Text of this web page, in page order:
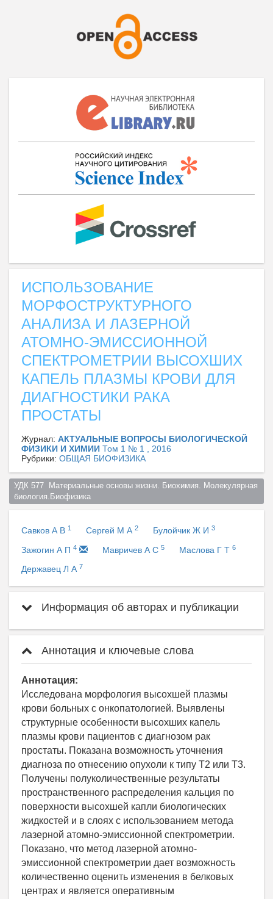
ИСПОЛЬЗОВАНИЕ
МОРФОСТРУКТУРНОГО
АНАЛИЗА И ЛАЗЕРНОЙ
АТОМНО-ЭМИССИОННОЙ
СПЕКТРОМЕТРИИ ВЫСОХШИХ
КАПЕЛЬ ПЛАЗМЫ КРОВИ ДЛЯ
ДИАГНОСТИКИ РАКА
ПРОСТАТЫ
Журнал: АКТУАЛЬНЫЕ ВОПРОСЫ БИОЛОГИЧЕСКОЙ
ФИЗИКИ И ХИМИИ Том 1 № 1 , 2016
Рубрики: ОБЩАЯ БИОФИЗИКА
УДК 577  Материальные основы жизни. Биохимия. Молекулярная
биология.Биофизика
Савков А В 1 Сергей М А 2 Булойчик Ж И 3
Зажогин А П 4 Мавричев А С 5 Маслова Г Т 6
Державец Л А 7
Информация об авторах и публикации
Аннотация и ключевые слова
Аннотация:
Исследована морфология высохшей плазмы
крови больных с онкопатологией. Выявлены
структурные особенности высохших капель
плазмы крови пациентов с диагнозом рак
простаты. Показана возможность уточнения
диагноза по отнесению опухоли к типу Т2 или Т3.
Получены полуколичественные результаты
пространственного распределения кальция по
поверхности высохшей капли биологических
жидкостей и в слоях с использованием метода
лазерной атомно-эмиссионной спектрометрии.
Показано, что метод лазерной атомно-
эмиссионной спектрометрии дает возможность
количественно оценить изменения в белковых
центрах и является оперативным